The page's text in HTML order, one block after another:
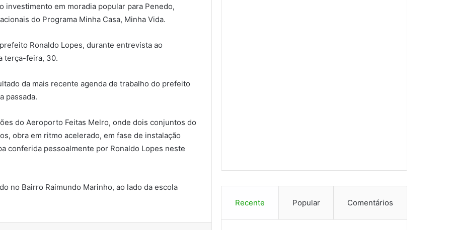
investimento em moradia popular para Penedo,
do Programa Minha Casa, Minha Vida.
Ronaldo Lopes, durante entrevista ao
terça-feira, 30.
da mais recente agenda de trabalho do prefeito
passada.
do Aeroporto Feitas Melro, onde dois conjuntos do
obra em ritmo acelerado, em fase de instalação
conferida pessoalmente por Ronaldo Lopes neste
no Bairro Raimundo Marinho, ao lado da escola
Recente Popular Comentários